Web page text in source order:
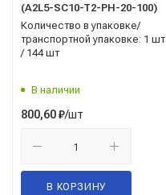
(A2L5-SC10-T2-PH-20-100)
Количество в упаковке/
транспортной упаковке: 1 шт
/ 144 шт
В наличии
800,60₽/шт
В КОРЗИНУ